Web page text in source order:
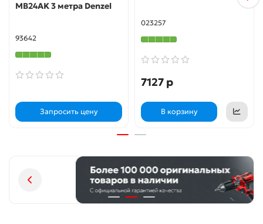
MB24AK 3 метра Denzel
93642
Запросить цену
023257
7127 р
В корзину